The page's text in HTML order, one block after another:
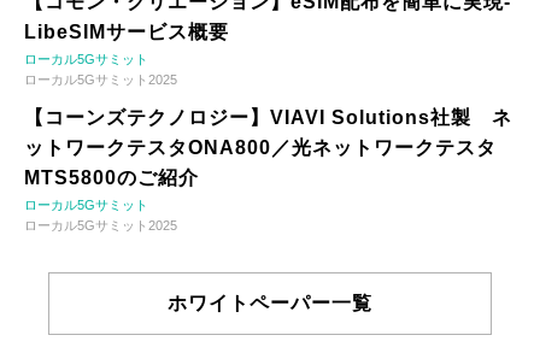
LibeSIMサービス概要
ローカル5Gサミット
ローカル5Gサミット2025
【コーンズテクノロジー】VIAVI Solutions社製 ネ
ットワークテスタONA800／光ネットワークテスタ
MTS5800のご紹介
ローカル5Gサミット
ローカル5Gサミット2025
ホワイトペーパー一覧